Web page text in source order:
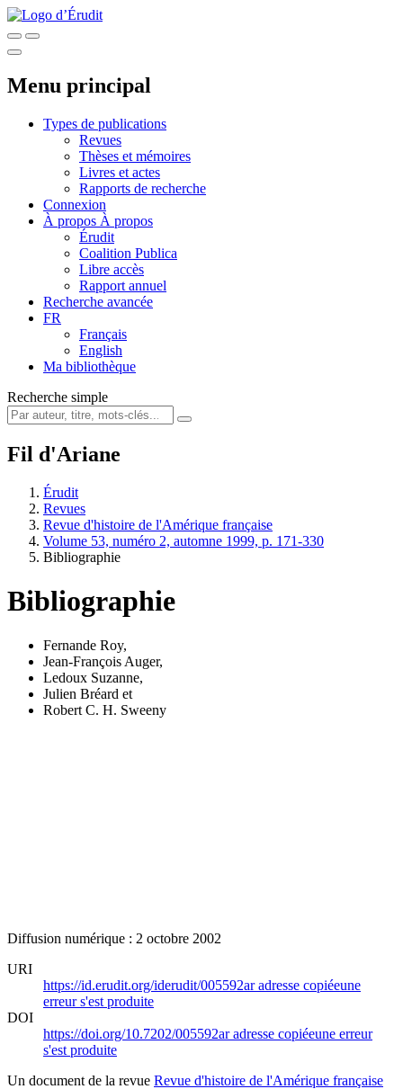
Menu principal
Types de publications
Revues
Thèses et mémoires
Livres et actes
Rapports de recherche
Connexion
À propos À propos
Érudit
Coalition Publica
Libre accès
Rapport annuel
Recherche avancée
FR
Français
English
Ma bibliothèque
Recherche simple
Fil d'Ariane
Érudit
Revues
Revue d'histoire de l'Amérique française
Volume 53, numéro 2, automne 1999, p. 171-330
Bibliographie
Bibliographie
Fernande Roy,
Jean-François Auger,
Ledoux Suzanne,
Julien Bréard et
Robert C. H. Sweeny
Diffusion numérique : 2 octobre 2002
URI
https://id.erudit.org/iderudit/005592aradresse copiéeune
erreur s'est produite
DOI
https://doi.org/10.7202/005592aradresse copiéeune erreur
s'est produite
Un document de la revue Revue d'histoire de l'Amérique française